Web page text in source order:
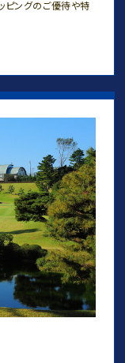
ピングのご優待や特